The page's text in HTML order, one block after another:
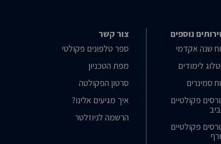
נוספים
שנה אקדמי
לימודים
סמינרים
פקולטיים
פקולטיים
צור קשר
ספר טלפונים פקולטי
מפת הטכניון
סרטון הפקולטה
איך מגיעים אלינו?
הרשמה לניוזלטר